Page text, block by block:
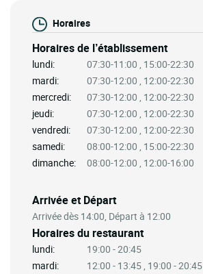
Horaires
Horaires de l’établissement
lundi:
07:30-11:00 , 15:00-22:30
mardi:
07:30-12:00 , 12:00-22:30
mercredi:
07:30-12:00 , 12:00-22:30
jeudi:
07:30-12:00 , 12:00-22:30
vendredi:
07:30-12:00 , 12:00-22:30
samedi:
08:00-12:00 , 15:00-22:30
dimanche:
08:00-12:00 , 12:00-16:00
Arrivée et Départ
Arrivée dès 14:00, Départ à 12:00
Horaires du restaurant
lundi:
19:00 - 20:45
mardi:
12:00 - 13:45 , 19:00 - 20:45